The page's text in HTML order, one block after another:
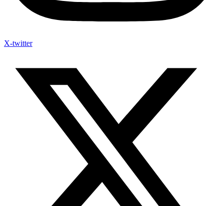
X-twitter